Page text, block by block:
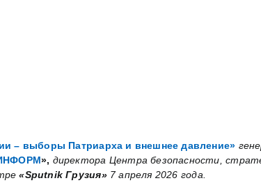
– выборы Патриарха и внешнее давление»
», директора Центра безопасности,
«Sputnik Грузия»7 апреля 2026 года.